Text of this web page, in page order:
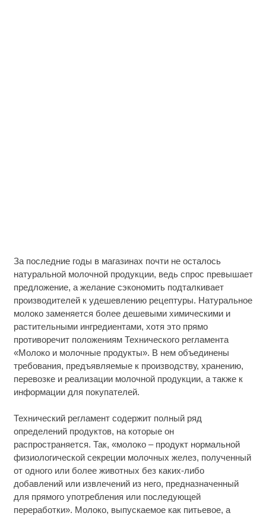
За последние годы в магазинах почти не осталось
натуральной молочной продукции, ведь спрос превышает
предложение, а желание сэкономить подталкивает
производителей к удешевлению рецептуры. Натуральное
молоко заменяется более дешевыми химическими и
растительными ингредиентами, хотя это прямо
противоречит положениям Технического регламента
«Молоко и молочные продукты». В нем объединены
требования, предъявляемые к производству, хранению,
перевозке и реализации молочной продукции, а также к
информации для покупателей.
Технический регламент содержит полный ряд
определений продуктов, на которые он
распространяется. Так, «молоко – продукт нормальной
физиологической секреции молочных желез, полученный
от одного или более животных без каких-либо
добавлений или извлечений из него, предназначенный
для прямого употребления или последующей
переработки». Молоко, выпускаемое как питьевое, а